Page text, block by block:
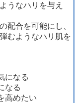
うなハリを与え
配合を可能にし、
むようなハリ肌を
になる
なる
高めたい